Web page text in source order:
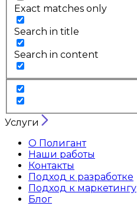
Exact matches only
Search in title
Search in content
Услуги
О Полигант
Наши работы
Контакты
Подход к разработке
Подход к маркетингу
Блог